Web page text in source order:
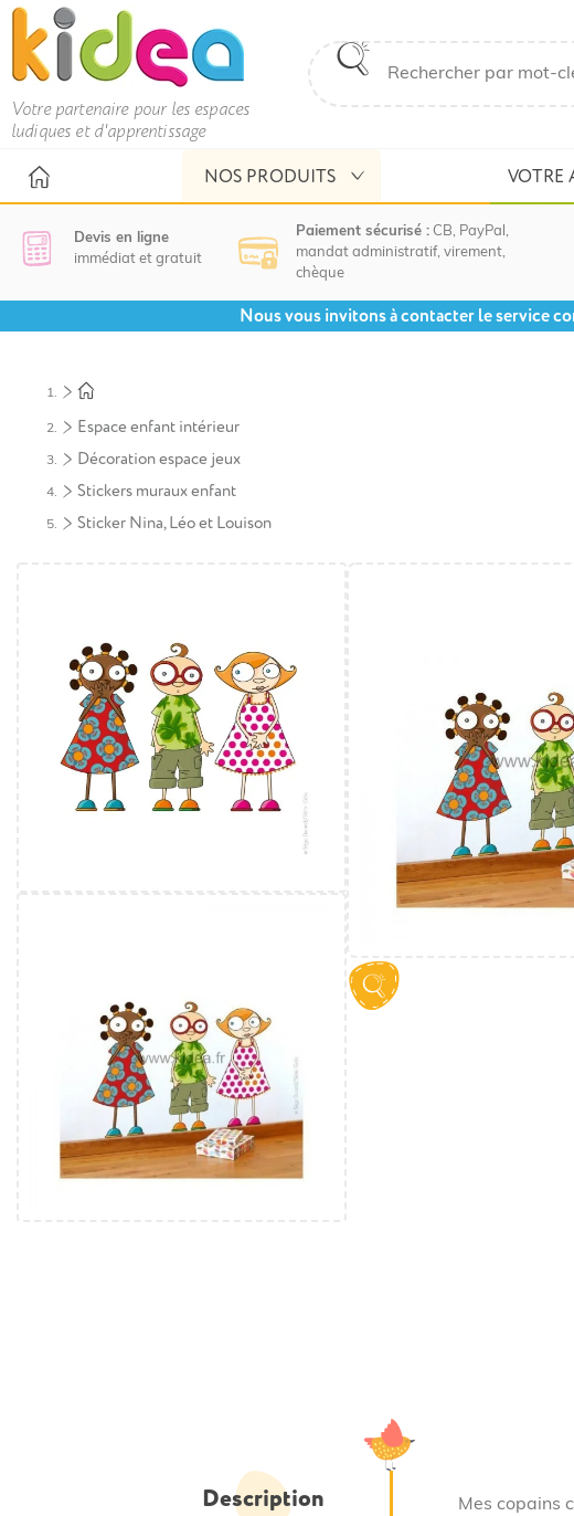
Votre partenaire pour les espaces
ludiques et d'apprentissage
NOS PRODUITS VOTRE
Devis en ligne
immédiat et gratuit
Paiement sécurisé : CB, PayPal,
mandat administratif, virement,
chèque
Nous vous invitons à contacter le service
Espace enfant intérieur
Décoration espace jeux
Stickers muraux enfant
Sticker Nina, Léo et Louison
Description Mes copains